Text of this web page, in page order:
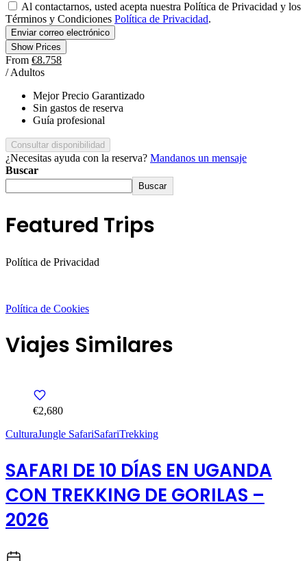
Al contactarnos, usted acepta nuestra Política de Privacidad y los
Términos y Condiciones Política de Privacidad.
Show Prices
From €8.758
/ Adultos
Mejor Precio Garantizado
Sin gastos de reserva
Guía profesional
Consultar disponibilidad
¿Necesitas ayuda con la reserva? Mandanos un mensaje
Buscar
Buscar
Featured Trips
Política de Privacidad
Política de Cookies
Viajes Similares
€2,680
CulturaJungle SafariSafariTrekking
SAFARI DE 10 DÍAS EN UGANDA
CON TREKKING DE GORILAS –
2026